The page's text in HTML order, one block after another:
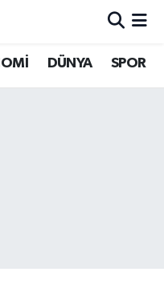
DÜNYA SPOR
Fikstür